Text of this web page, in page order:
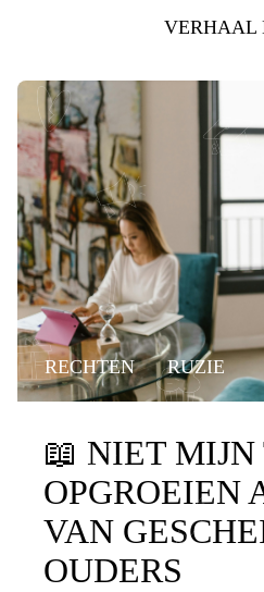
VERHAAL
RECHTEN RUZIE
📖 NIET
OPGROEIEN
VAN
OUDERS